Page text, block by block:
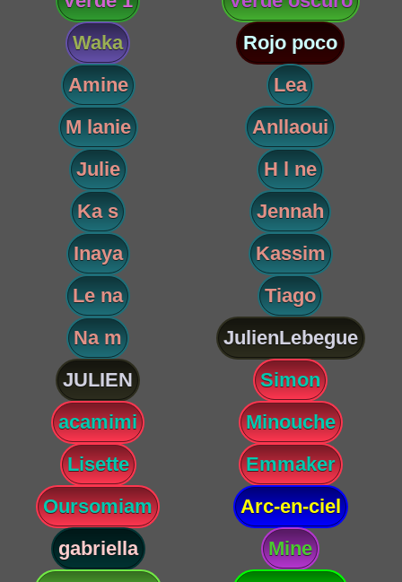
Waka
Rojo poco
Amine
Lea
M lanie
Anllaoui
Julie
H l ne
Ka s
Jennah
Inaya
Kassim
Le na
Tiago
Na m
JulienLebegue
JULIEN
Simon
acamimi
Minouche
Lisette
Emmaker
Oursomiam
Arc-en-ciel
gabriella
Mine